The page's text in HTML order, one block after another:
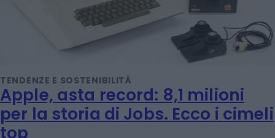
TENDENZE E SOSTENIBILITÀ
Apple, asta record: 8,1 milioni
per la storia di Jobs. Ecco i cimeli
top